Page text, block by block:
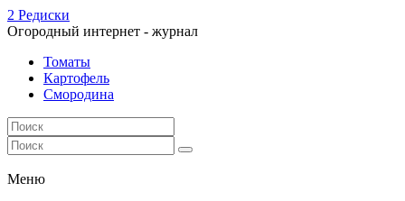
2 Редиски
Огородный интернет - журнал
Томаты
Картофель
Смородина
Меню